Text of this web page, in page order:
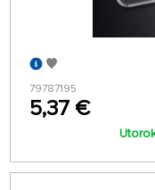
79787195
5,37 €